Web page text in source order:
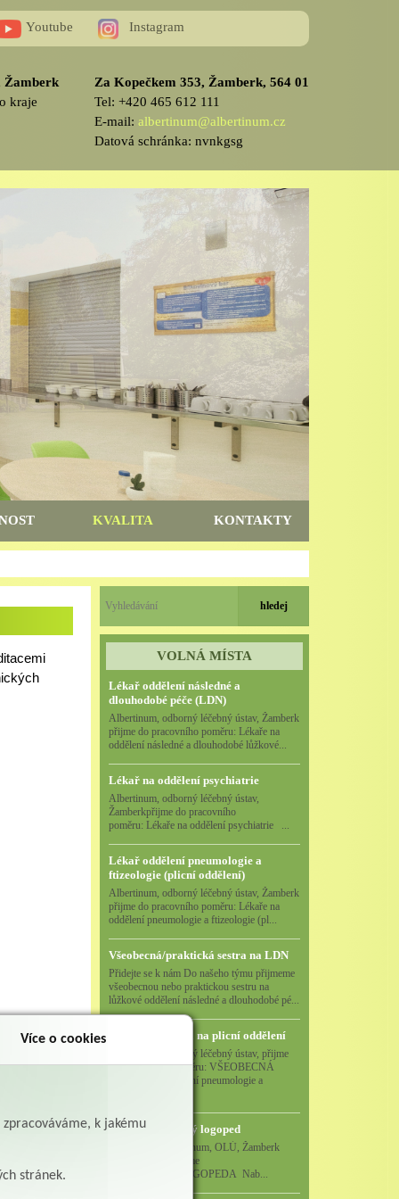
Youtube Instagram
Za Kopečkem 353, Žamberk, 564 01
Tel: +420 465 612 111
E-mail:albertinum@albertinum.cz
Datová schránka: nvnkgsg
Žamberk
kraje
KVALITA KONTAKTY
VOLNÁ MÍSTA
Lékař oddělení následné a
dlouhodobé péče (LDN)
Albertinum, odborný léčebný ústav, Žamberk
přijme do pracovního poměru: Lékaře na
oddělení následné a dlouhodobé lůžkové...
Lékař na oddělení psychiatrie
Albertinum, odborný léčebný ústav,
Žamberkpřijme do pracovního
poměru: Lékaře na oddělení psychiatrie ...
Lékař oddělení pneumologie a
ftizeologie (plicní oddělení)
Albertinum, odborný léčebný ústav, Žamberk
přijme do pracovního poměru: Lékaře na
oddělení pneumologie a ftizeologie (pl...
Všeobecná/praktická sestra na LDN
Přidejte se k nám Do našeho týmu přijmeme
všeobecnou nebo praktickou sestru na
lůžkové oddělení následné a dlouhodobé pé...
Všeobecná sestra na plicní oddělení
Albertinum, odborný léčebný ústav, přijme
do pracovního poměru: VŠEOBECNÁ
SESTRA na oddělení pneumologie a
Logoped/klinický logoped
Albertinum, OLÚ, Žamberk
přijme
KLINICKÉHO LOGOPEDA Nab...
Více o cookies
k jakému
stránek.